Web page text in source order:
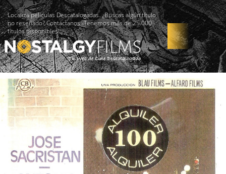
Localiza películas Descatalogadas. ¿Buscas algún título
no reseñado? Contáctanos -Tenemos más de 25.000
títulos disponibles!